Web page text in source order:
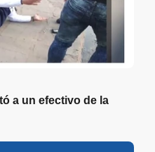
a un efectivo de la